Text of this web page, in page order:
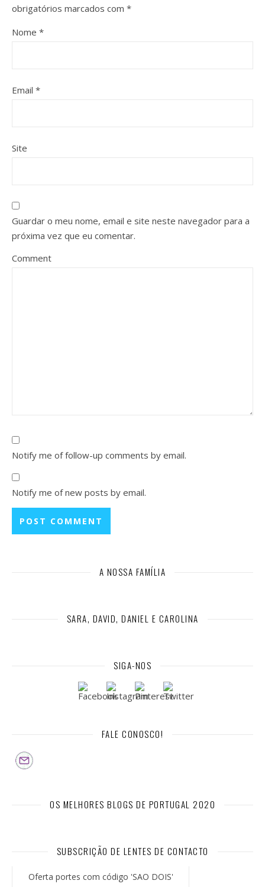
obrigatórios marcados com *
Nome *
Email *
Site
Guardar o meu nome, email e site neste navegador para a
próxima vez que eu comentar.
Comment
Notify me of follow-up comments by email.
Notify me of new posts by email.
A NOSSA FAMÍLIA
SARA, DAVID, DANIEL E CAROLINA
SIGA-NOS
FALE CONOSCO!
OS MELHORES BLOGS DE PORTUGAL 2020
SUBSCRIÇÃO DE LENTES DE CONTACTO
Oferta portes com código 'SAO DOIS'